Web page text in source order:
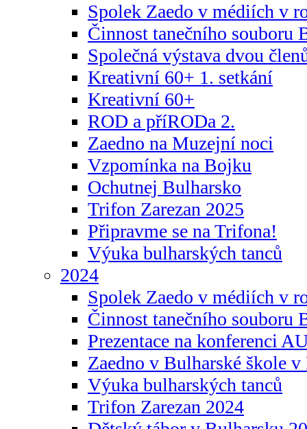
Spolek Zaedo v médiích v
Činnost tanečního souboru
Společná výstava dvou
Kreativní 60+ 1. setkání
Kreativní 60+
ROD a příRODa 2.
Zaedno na Muzejní noci
Vzpomínka na Bojku
Ochutnej Bulharsko
Trifon Zarezan 2025
Připravme se na Trifona!
Výuka bulharských tanců
2024
Spolek Zaedo v médiích v
Činnost tanečního souboru
Prezentace na konferenci
Zaedno v Bulharské škole v
Výuka bulharských tanců
Trifon Zarezan 2024